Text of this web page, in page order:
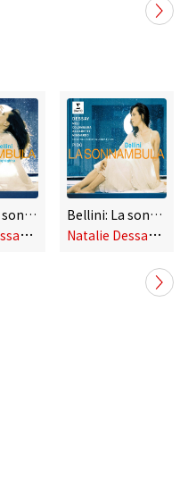
Bellini : La sonnambula (Highlights)
N
atalie Dessay, Evelino Pidò & Orchestre de l'Opéra de Lyon
Bellini: La sonnambula
N
atalie Dessay, Evelino Pidò & Orchestre de l'Opéra de Lyon